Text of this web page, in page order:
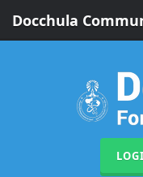
Docchula